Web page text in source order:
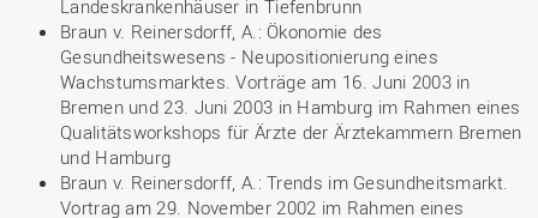
Landeskrankenhäuser in Tiefenbrunn
Braun v. Reinersdorff, A.: Ökonomie des
Gesundheitswesens - Neupositionierung eines
Wachstumsmarktes. Vorträge am 16. Juni 2003 in
Bremen und 23. Juni 2003 in Hamburg im Rahmen eines
Qualitätsworkshops für Ärzte der Ärztekammern Bremen
und Hamburg
Braun v. Reinersdorff, A.: Trends im Gesundheitsmarkt.
Vortrag am 29. November 2002 im Rahmen eines